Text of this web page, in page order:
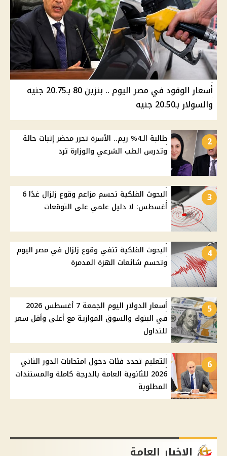
أسعار الوقود في مصر اليوم .. بنزين 80 بـ20.75 جنيه
والسولار بـ20.50 جنيه
2
طالبة الـ4% ريم.. الأسرة تحرر محضر إثبات حالة
وتدرس الطب الشرعي والوزارة ترد
3
البحوث الفلكية تحسم مزاعم وقوع زلزال غدًا 6
أغسطس: لا دليل علمي على التوقعات
4
البحوث الفلكية تنفي وقوع زلزال في مصر اليوم
وتحسم شائعات الهزة المدمرة
5
أسعار الدولار اليوم الجمعة 7 أغسطس 2026
في البنوك والسوق الموازية مع أعلى وأقل سعر
للتداول
6
التعليم تحدد فئات دخول امتحانات الدور الثاني
2026 للثانوية العامة بالدرجة كاملة والمستندات
المطلوبة
الاخبار العامة